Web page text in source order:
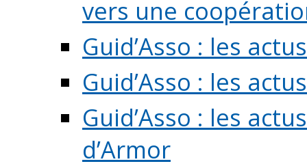
vers une
Guid’Asso : les
Guid’Asso : les
Guid’Asso : les
d’Armor